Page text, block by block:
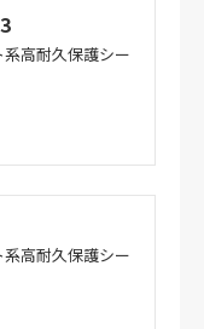
高耐久保護シー
高耐久保護シー